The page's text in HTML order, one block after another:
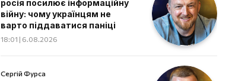
росія посилює інформаційну
війну: чому українцям не
варто піддаватися паніці
18:01 | 6.08.2026
Сергій Фурса